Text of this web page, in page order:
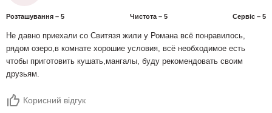
Розташування – 5 Чистота – 5 Сервіс – 5
Не давно приехали со Свитязя жили у Романа всё понравилось,
рядом озеро,в комнате хорошие условия, всё необходимое есть
чтобы приготовить кушать,мангалы, буду рекомендовать своим
друзьям.
Корисний відгук